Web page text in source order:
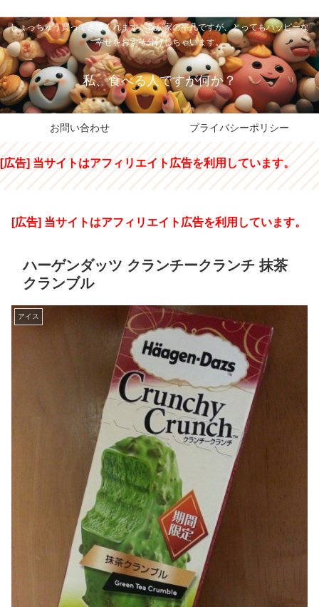
しょっちゅう買ってきてくれます。我が家の平凡ですが、とってもハッピーな
幸せをおすそ分けしちゃいます。
私、食べる人ですが何か？
お問い合わせ プライバシーポリシー
[広告] 当サイトはアフィリエイト広告を利用しています。
[広告] 当サイトはアフィリエイト広告を利用しています。
ハーゲンダッツ クランチークランチ 抹茶
クランブル
アイス